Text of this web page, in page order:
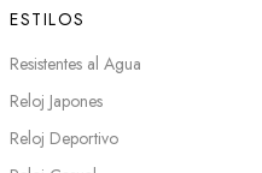
ESTILOS
Resistentes al Agua
Reloj Japones
Reloj Deportivo